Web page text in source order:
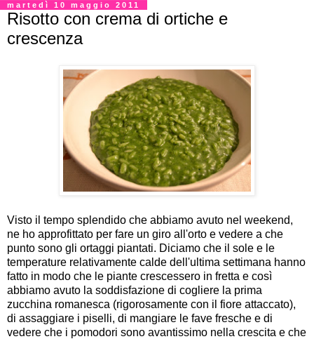
martedì 10 maggio 2011
Risotto con crema di ortiche e
crescenza
Visto il tempo splendido che abbiamo avuto nel weekend,
ne ho approfittato per fare un giro all'orto e vedere a che
punto sono gli ortaggi piantati. Diciamo che il sole e le
temperature relativamente calde dell'ultima settimana hanno
fatto in modo che le piante crescessero in fretta e così
abbiamo avuto la soddisfazione di cogliere la prima
zucchina romanesca (rigorosamente con il fiore attaccato),
di assaggiare i piselli, di mangiare le fave fresche e di
vedere che i pomodori sono avantissimo nella crescita e che